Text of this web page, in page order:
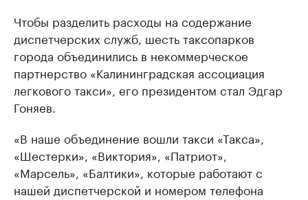
Чтобы разделить расходы на содержание
диспетчерских служб, шесть таксопарков
города объединились в некоммерческое
партнерство «Калининградская ассоциация
легкового такси», его президентом стал Эдгар
Гоняев.
«В наше объединение вошли такси «Такса»,
«Шестерки», «Виктория», «Патриот»,
«Марсель», «Балтики», которые работают с
нашей диспетчерской и номером телефона